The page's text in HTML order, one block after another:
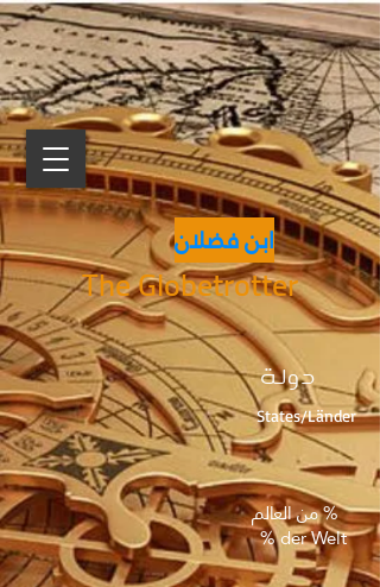
States/Länder
% der Welt
% من العالم
دولة
The Globetrotter
ابن فضلان